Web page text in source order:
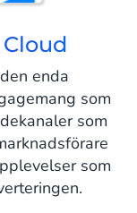
enda
som
som
som